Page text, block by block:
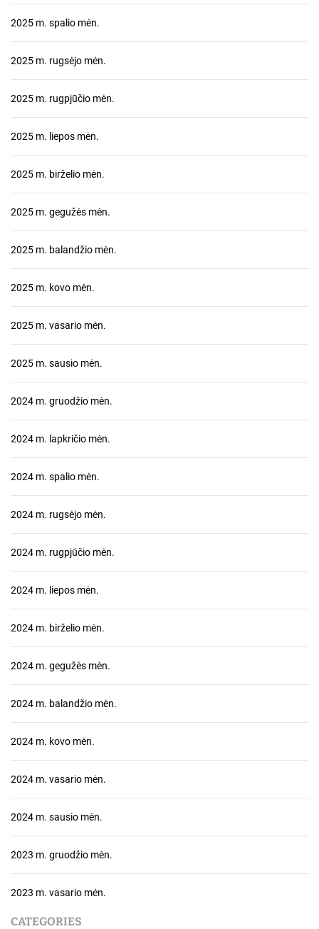
2025 m. spalio mėn.
2025 m. rugsėjo mėn.
2025 m. rugpjūčio mėn.
2025 m. liepos mėn.
2025 m. birželio mėn.
2025 m. gegužės mėn.
2025 m. balandžio mėn.
2025 m. kovo mėn.
2025 m. vasario mėn.
2025 m. sausio mėn.
2024 m. gruodžio mėn.
2024 m. lapkričio mėn.
2024 m. spalio mėn.
2024 m. rugsėjo mėn.
2024 m. rugpjūčio mėn.
2024 m. liepos mėn.
2024 m. birželio mėn.
2024 m. gegužės mėn.
2024 m. balandžio mėn.
2024 m. kovo mėn.
2024 m. vasario mėn.
2024 m. sausio mėn.
2023 m. gruodžio mėn.
2023 m. vasario mėn.
CATEGORIES